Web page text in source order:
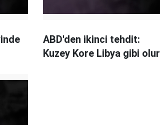
ABD'den ikinci tehdit:
Kuzey Kore Libya gibi olur